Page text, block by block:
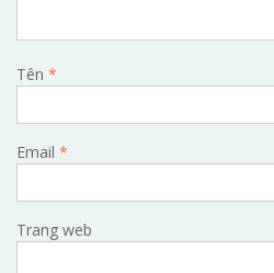
Tên *
Email *
Trang web